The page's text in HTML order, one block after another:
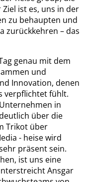
ist es, uns in der
zu behaupten und
zurückkehren – das
genau mit dem
und
Innovation, denen
verpflichtet fühlt.
in
über die
Trikot über
- heise wird
präsent sein.
ist uns eine
Ansgar